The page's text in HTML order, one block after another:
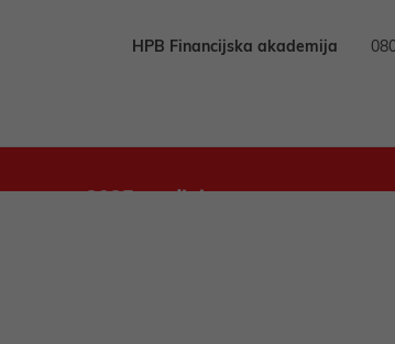
HPB Financijska akademija